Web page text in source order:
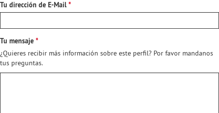
Tu dirección de E-Mail
Tu mensaje
¿Quieres recibir más información sobre este perfil? Por favor mandanos
tus preguntas.